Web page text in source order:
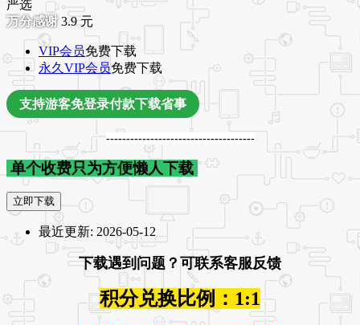
严选
3.9元
VIP会员免费下载
永久VIP会员免费下载
支持游客免登录付款下载省事
-------------------------------------
单个收费只为方便懒人下载
立即下载
最近更新: 2026-05-12
下载遇到问题？可联系客服反馈
积分兑换比例：1:1